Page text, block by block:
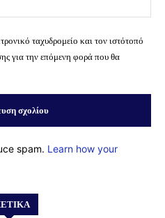
ταχυδρομείο και τον ιστότοπό
για την επόμενη φορά που θα
spam. Learn how your